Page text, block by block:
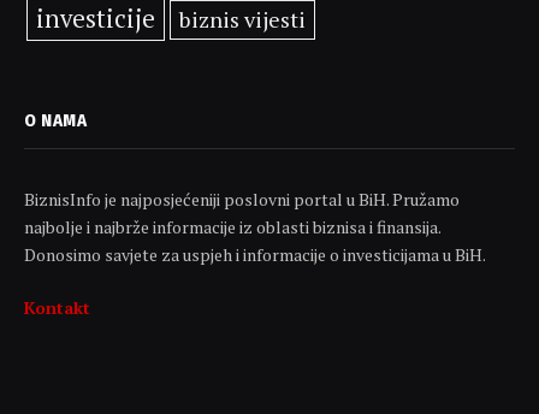
investicije biznis vijesti
O NAMA
BiznisInfo je najposjećeniji poslovni portal u BiH. Pružamo
najbolje i najbrže informacije iz oblasti biznisa i finansija.
Donosimo savjete za uspjeh i informacije o investicijama u BiH.
Kontakt